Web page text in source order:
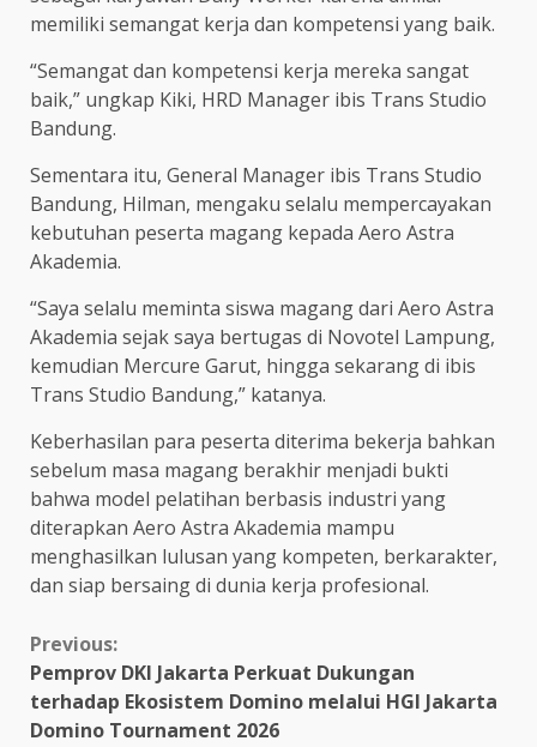
memiliki semangat kerja dan kompetensi yang baik.
“Semangat dan kompetensi kerja mereka sangat
baik,” ungkap Kiki, HRD Manager ibis Trans Studio
Bandung.
Sementara itu, General Manager ibis Trans Studio
Bandung, Hilman, mengaku selalu mempercayakan
kebutuhan peserta magang kepada Aero Astra
Akademia.
“Saya selalu meminta siswa magang dari Aero Astra
Akademia sejak saya bertugas di Novotel Lampung,
kemudian Mercure Garut, hingga sekarang di ibis
Trans Studio Bandung,” katanya.
Keberhasilan para peserta diterima bekerja bahkan
sebelum masa magang berakhir menjadi bukti
bahwa model pelatihan berbasis industri yang
diterapkan Aero Astra Akademia mampu
menghasilkan lulusan yang kompeten, berkarakter,
dan siap bersaing di dunia kerja profesional.
Continue
Reading
Previous:
Pemprov DKI Jakarta Perkuat Dukungan
terhadap Ekosistem Domino melalui HGI Jakarta
Domino Tournament 2026